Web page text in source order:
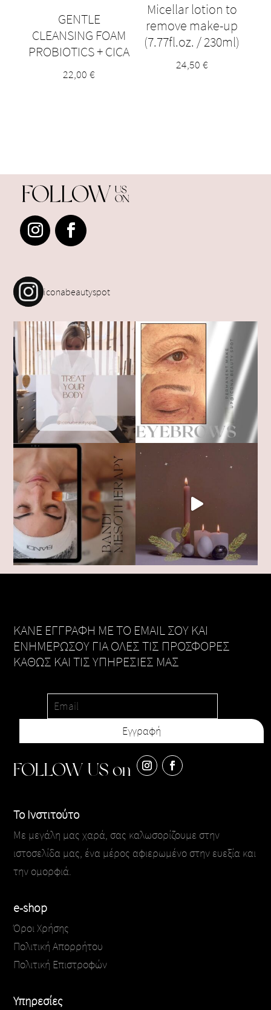
GENTLE
CLEANSING FOAM
PROBIOTICS + CICA
22,00€
Micellar lotion to
remove make-up
(7.77fl.oz. / 230ml)
24,50 €
iconabeautyspot
KANE ΕΓΓΡΑΦΗ ΜΕ ΤΟ EMAIL ΣΟΥ ΚΑΙ
ΕΝΗΜΕΡΩΣΟΥ ΓΙΑ ΟΛΕΣ ΤΙΣ ΠΡΟΣΦΟΡΕΣ
ΚΑΘΩΣ ΚΑΙ ΤΙΣ ΥΠΗΡΕΣΙΕΣ ΜΑΣ
FOLLOW US on
Το Ινστιτούτο
Με μεγάλη μας χαρά, σας καλωσορίζουμε στην
ιστοσελίδα μας, ένα μέρος αφιερωμένο στην ευεξία και
την ομορφιά.
e-shop
Όροι Χρήσης
Πολιτική Απορρήτου
Πολιτική Επιστροφών
Υπηρεσίες